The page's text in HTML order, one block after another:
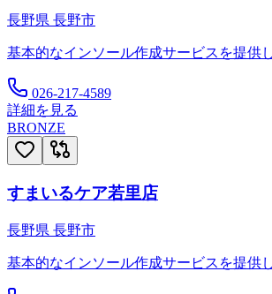
長野県 長野市
基本的なインソール作成サービスを提供
026-217-4589
詳細を見る
BRONZE
すまいるケア若里店
長野県 長野市
基本的なインソール作成サービスを提供